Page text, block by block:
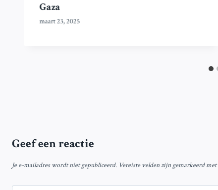
Gaza
maart 23, 2025
Geef een reactie
Je e-mailadres wordt niet gepubliceerd. Vereiste velden zijn gemarkeerd met